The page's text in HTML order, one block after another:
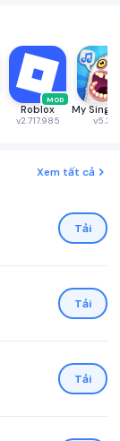
MOD
Roblox
v2.717.985 v5.3.2
Xem tất cả
Tải
Tải
Tải